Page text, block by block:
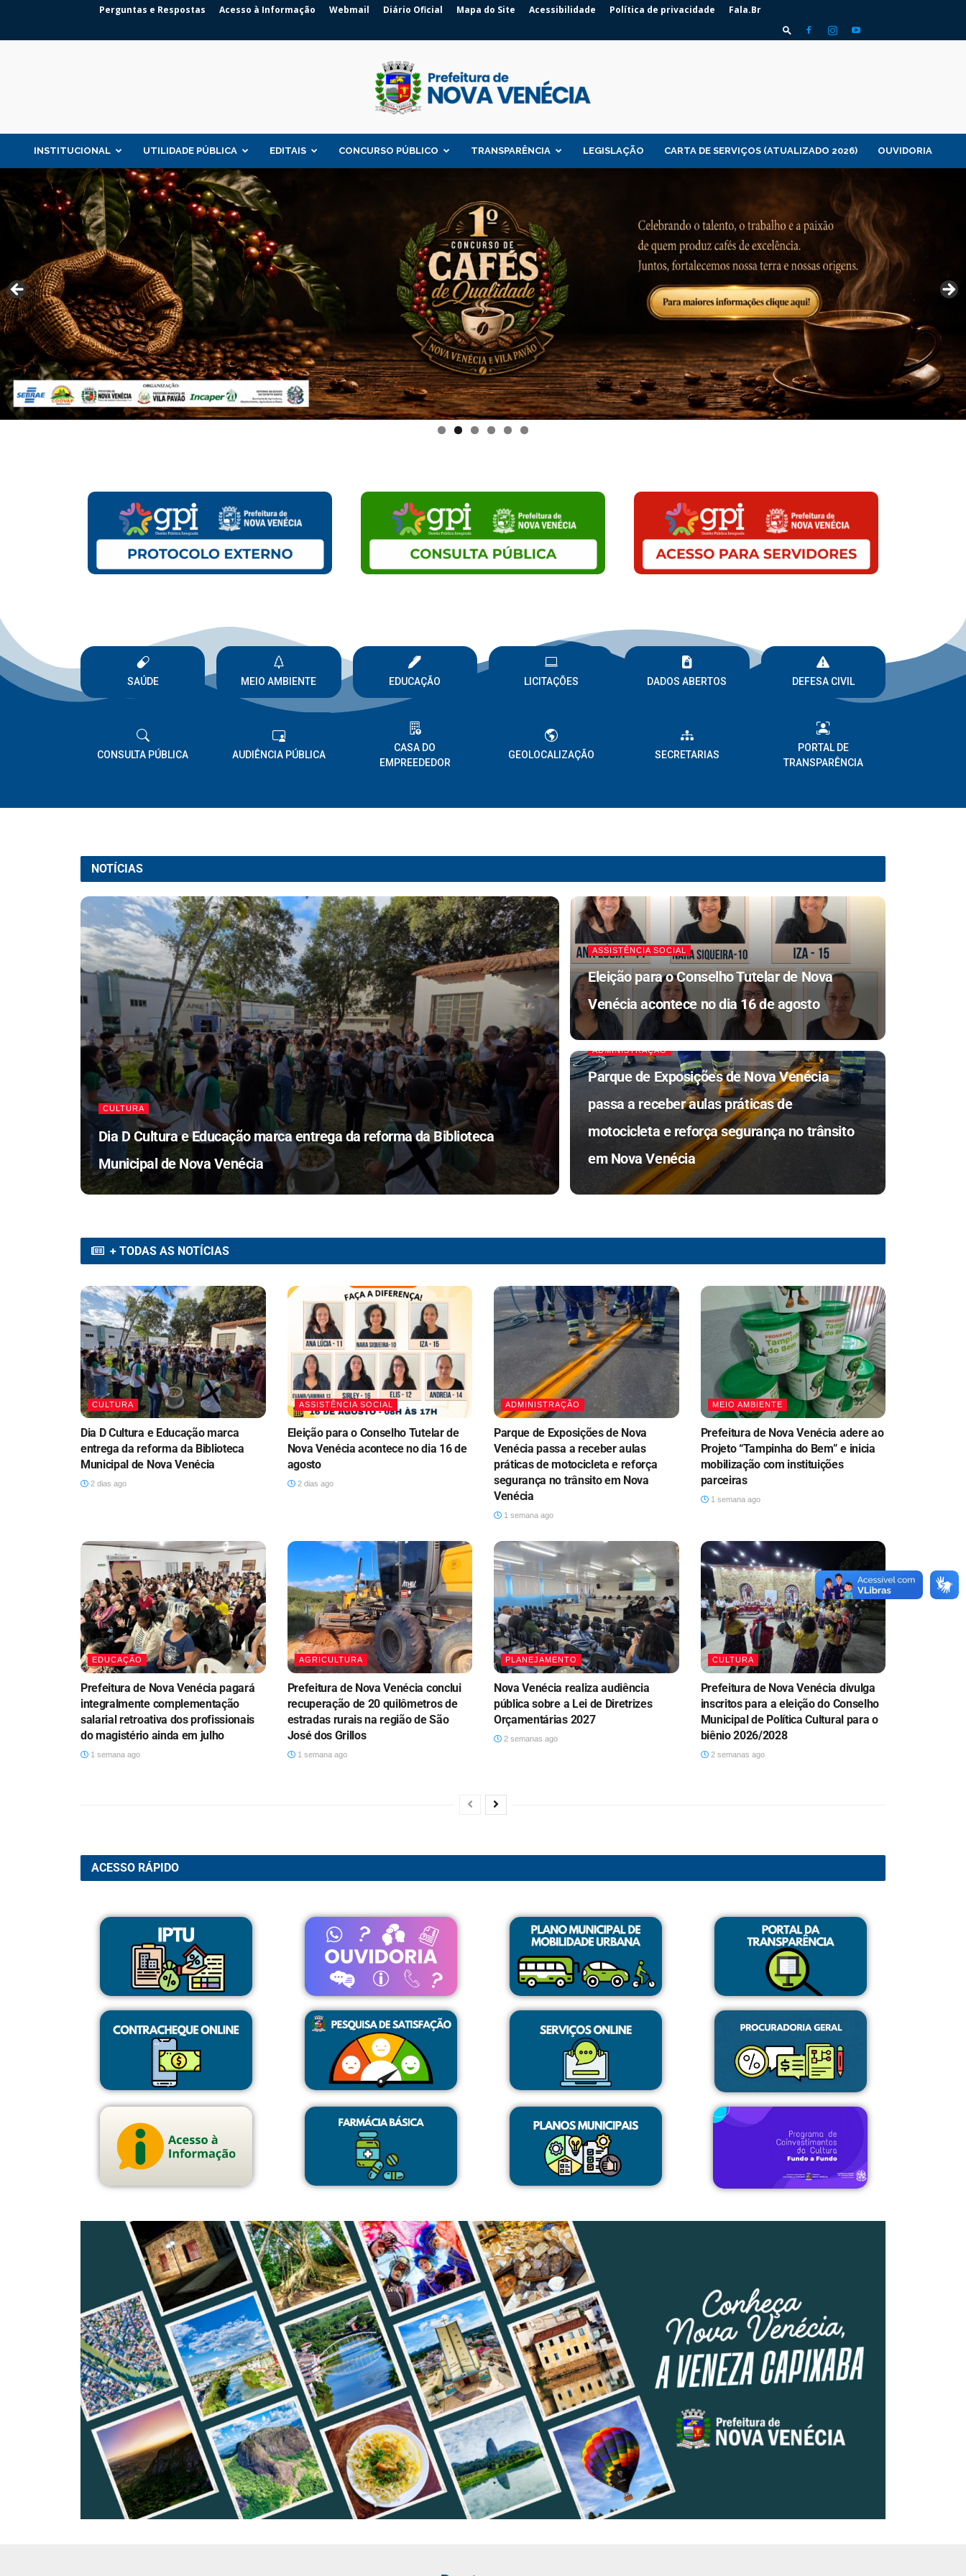
Perguntas e Respostas Acesso à Informação Webmail Diário Oficial Mapa do Site Acessibilidade Política de privacidade Fala.Br
de
Nova
INSTITUCIONAL UTILIDADE PÚBLICA EDITAIS CONCURSO PÚBLICO TRANSPARÊNCIA LEGISLAÇÃO CARTA DE SERVIÇOS (ATUALIZADO 2026) OUVIDORIA
SAÚDE MEIO AMBIENTE EDUCAÇÃO LICITAÇÕES DADOS ABERTOS DEFESA CIVIL
CONSULTA PÚBLICA AUDIÊNCIA PÚBLICA
CASA DO
EMPREEDEDOR
GEOLOCALIZAÇÃO SECRETARIAS
PORTAL DE
TRANSPARÊNCIA
NOTÍCIAS
CULTURA
Dia D Cultura e Educação marca entrega da reforma da Biblioteca
Municipal de Nova Venécia
ASSISTÊNCIA SOCIAL
Eleição para o Conselho Tutelar de Nova
Venécia acontece no dia 16 de agosto
ADMINISTRAÇÃO
Parque de Exposições de Nova Venécia
passa a receber aulas práticas de
motocicleta e reforça segurança no trânsito
em Nova Venécia
+ TODAS AS NOTÍCIAS
CULTURA
Dia D Cultura e Educação marca
entrega da reforma da Biblioteca
Municipal de Nova Venécia
2 dias ago
ASSISTÊNCIA SOCIAL
Eleição para o Conselho Tutelar de
Nova Venécia acontece no dia 16 de
agosto
2 dias ago
ADMINISTRAÇÃO
Parque de Exposições de Nova
Venécia passa a receber aulas
práticas de motocicleta e reforça
segurança no trânsito em Nova
Venécia
1 semana ago
MEIO AMBIENTE
Prefeitura de Nova Venécia adere ao
Projeto “Tampinha do Bem” e inicia
mobilização com instituições
parceiras
1 semana ago
EDUCAÇÃO
Prefeitura de Nova Venécia pagará
integralmente complementação
salarial retroativa dos profissionais
do magistério ainda em julho
1 semana ago
AGRICULTURA
Prefeitura de Nova Venécia conclui
recuperação de 20 quilômetros de
estradas rurais na região de São
José dos Grillos
1 semana ago
PLANEJAMENTO
Nova Venécia realiza audiência
pública sobre a Lei de Diretrizes
Orçamentárias 2027
2 semanas ago
CULTURA
Prefeitura de Nova Venécia divulga
inscritos para a eleição do Conselho
Municipal de Política Cultural para o
biênio 2026/2028
2 semanas ago
ACESSO RÁPIDO